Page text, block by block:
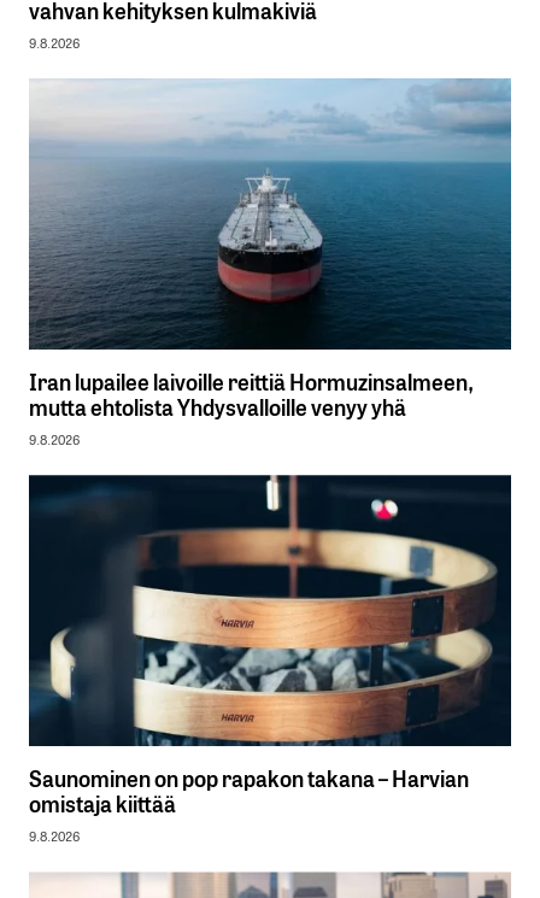
vahvan kehityksen kulmakiviä
9.8.2026
Iran lupailee laivoille reittiä Hormuzinsalmeen,
mutta ehtolista Yhdysvalloille venyy yhä
9.8.2026
Saunominen on pop rapakon takana – Harvian
omistaja kiittää
9.8.2026